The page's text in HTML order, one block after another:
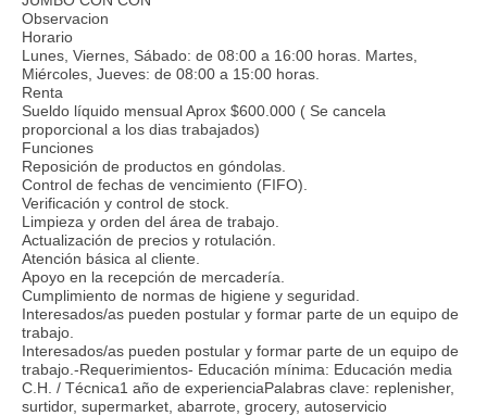
Observacion
Horario
Lunes, Viernes, Sábado: de 08:00 a 16:00 horas. Martes,
Miércoles, Jueves: de 08:00 a 15:00 horas.
Renta
Sueldo líquido mensual Aprox $600.000 ( Se cancela
proporcional a los dias trabajados)
Funciones
Reposición de productos en góndolas.
Control de fechas de vencimiento (FIFO).
Verificación y control de stock.
Limpieza y orden del área de trabajo.
Actualización de precios y rotulación.
Atención básica al cliente.
Apoyo en la recepción de mercadería.
Cumplimiento de normas de higiene y seguridad.
Interesados/as pueden postular y formar parte de un equipo de
trabajo.
Interesados/as pueden postular y formar parte de un equipo de
trabajo.-Requerimientos- Educación mínima: Educación media
C.H. / Técnica1 año de experienciaPalabras clave: replenisher,
surtidor, supermarket, abarrote, grocery, autoservicio